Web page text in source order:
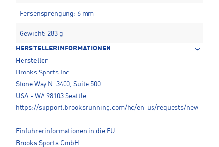
Fersensprengung: 6 mm
Gewicht: 283 g
HERSTELLERINFORMATIONEN
Hersteller
Brooks Sports Inc
Stone Way N. 3400, Suite 500
USA - WA 98103 Seattle
https://support.brooksrunning.com/hc/en-us/requests/new
Einführerinformationen in die EU:
Brooks Sports GmbH